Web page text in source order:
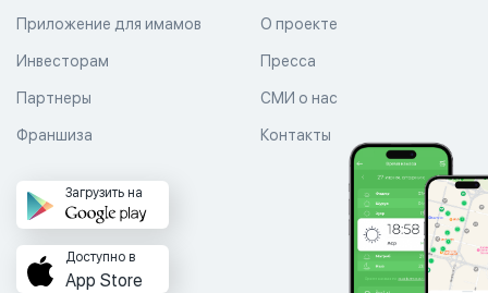
Приложение для имамов О проекте
Пресса
СМИ о нас
Контакты
Инвесторам
Партнеры
Франшиза
Загрузить на
Доступно в
App Store